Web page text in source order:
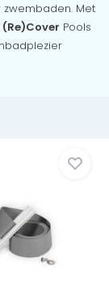
Met
(Re)Cover Pools